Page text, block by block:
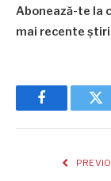
Abonează-te la
mai recente
Facebook